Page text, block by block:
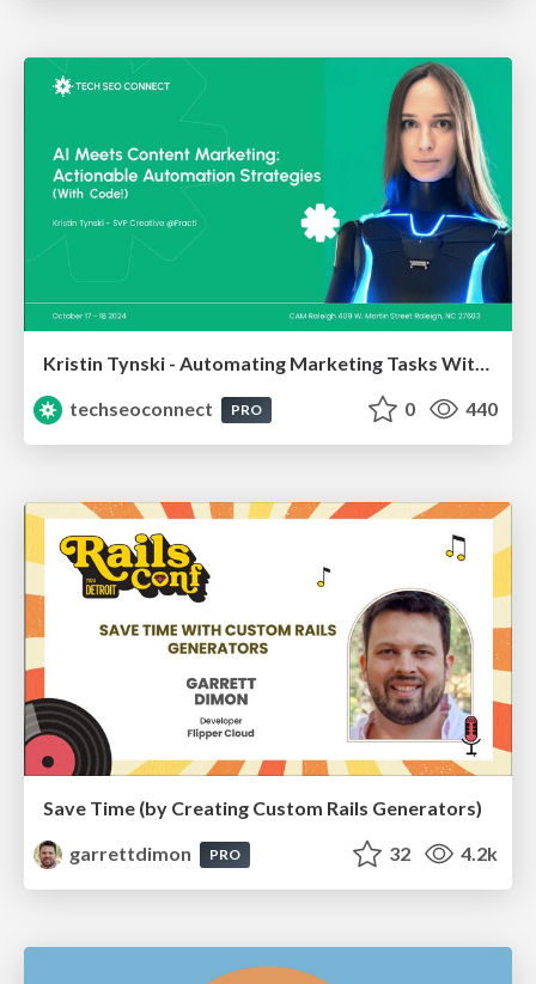
Kristin Tynski - Automating Marketing Tasks With AI
techseoconnect
PRO 0 440
Save Time (by Creating Custom Rails Generators)
garrettdimon
PRO 32 4.2k